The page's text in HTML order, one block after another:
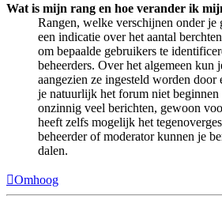
Wat is mijn rang en hoe verander ik
Rangen, welke verschijnen onder je
een indicatie over het aantal
om bepaalde gebruikers te
beheerders. Over het algemeen kun
aangezien ze ingesteld worden door
je natuurlijk het forum niet beginnen
onzinnig veel berichten, gewoon
heeft zelfs mogelijk het
beheerder of moderator kunnen je
dalen.
Omhoog